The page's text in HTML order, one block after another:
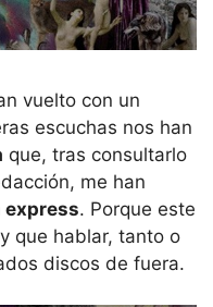
vuelto con un
escuchas nos han
que, tras consultarlo
me han
express. Porque este
que hablar, tanto o
discos de fuera.